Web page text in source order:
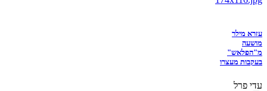
עזרא מילר
מושעה
מ"הפלאש"
בעקבות מעצרו
עדי פרל